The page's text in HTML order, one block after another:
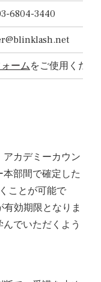
6804-3440
ームをご使用くださ
カデミーカウン
部間で確定した
ことが可能で
効期限となりま
でいただくよう